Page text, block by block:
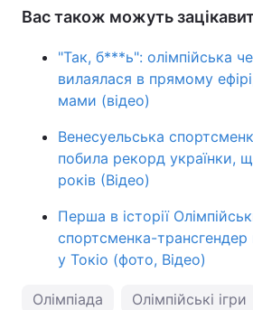
Вас також можуть
"Так, б***ь": олімпійська
вилаялася в прямому
мами (відео)
Венесуельська
побила рекорд українки,
років (Відео)
Перша в історії
спортсменка-
у Токіо (фото, Відео)
Олімпіада Олімпійські ігри